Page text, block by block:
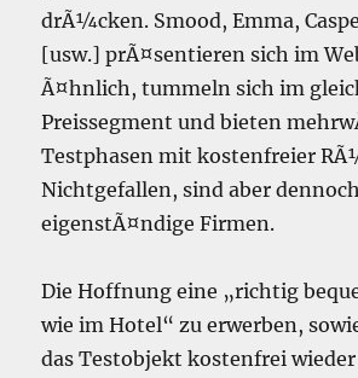
drÃ¼cken. Smood, Emma,
[usw.] prÃ¤sentieren sich im
Ã¤hnlich, tummeln sich im
Preissegment und bieten
Testphasen mit kostenfreier
Nichtgefallen, sind aber
eigenstÃ¤ndige Firmen.
Die Hoffnung eine „richtig
wie im Hotel“ zu erwerben,
das Testobjekt kostenfrei wieder